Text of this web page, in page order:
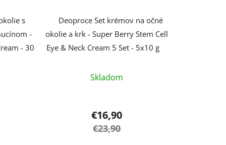
s
-
- 30
Deoproce Set krémov na očné
okolie a krk - Super Berry Stem Cell
Eye & Neck Cream 5 Set - 5x10 g
Skladom
€16,90
€23,90